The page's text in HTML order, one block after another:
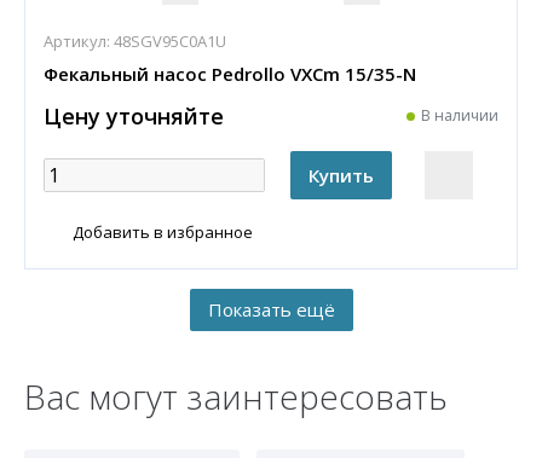
Артикул: 48SGV95C0A1U
Фекальный насос Pedrollo VXCm 15/35-N
Цену уточняйте В наличии
Добавить в избранное
Вас могут заинтересовать